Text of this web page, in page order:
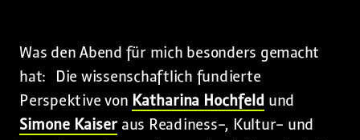
Was den Abend für mich besonders gemacht
hat: Die wissenschaftlich fundierte
Perspektive von Katharina Hochfeld und
Simone Kaiseraus Readiness-, Kultur- und